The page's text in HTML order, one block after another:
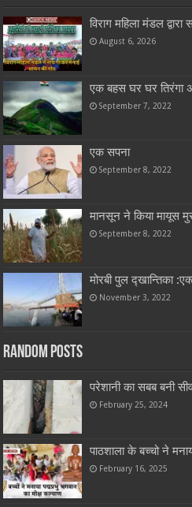
विराग महिला मंडल
August 6, 2026
एक बहस घर घर तिरंगा
September 7, 2022
एक सपना
September 8, 2022
मानसून ने किया मायूस
September 8, 2022
मोरबी पुल द्खान्तिका
November 3, 2022
Random Posts
परेशानी का सबब बनी
February 25, 2024
पाठशाला के बच्चो ने
February 16, 2025